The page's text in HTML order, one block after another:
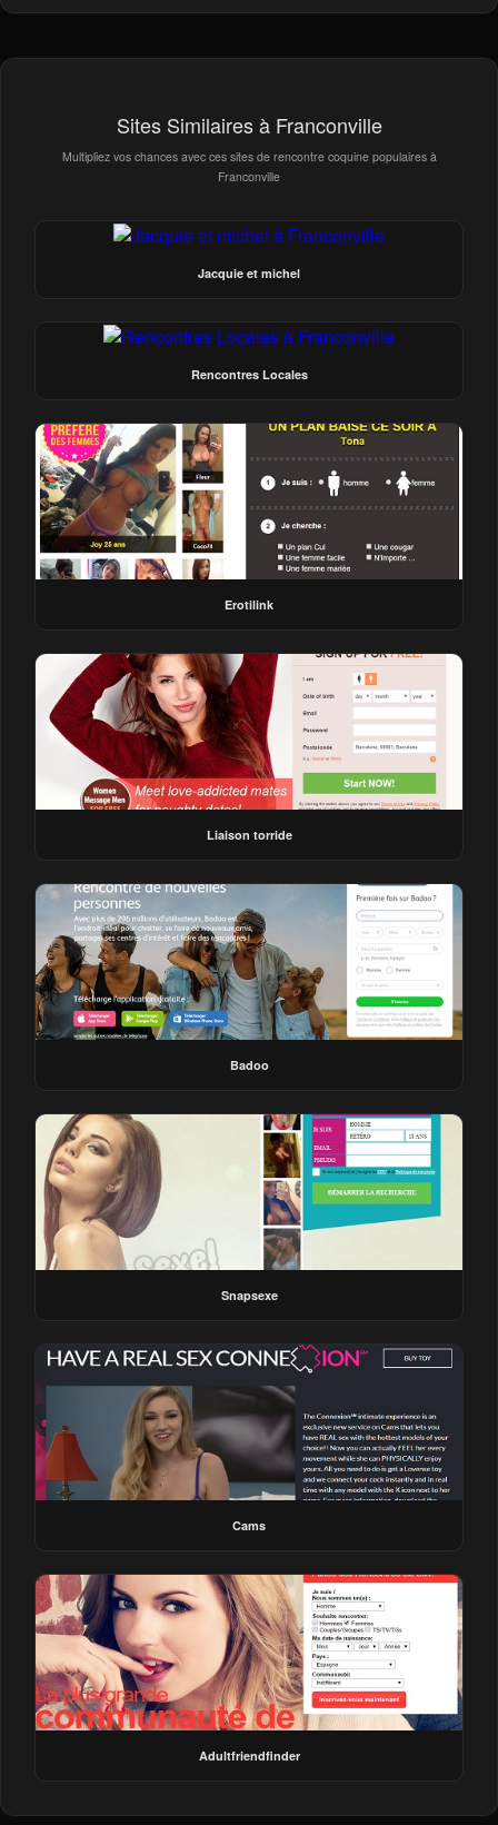
Sites Similaires à Franconville
Multipliez vos chances avec ces sites de rencontre coquine populaires à
Franconville
Jacquie et michel
Rencontres Locales
Erotilink
Liaison torride
Badoo
Snapsexe
Cams
Adultfriendfinder